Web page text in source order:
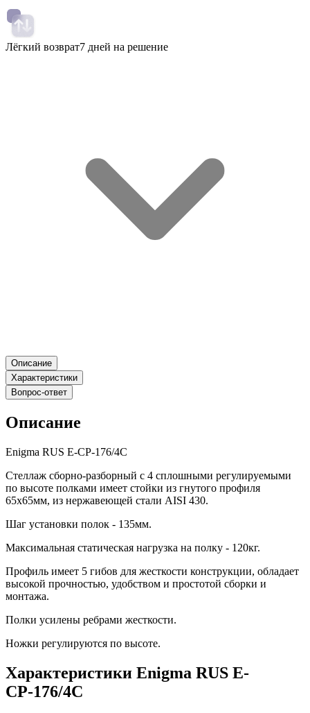
Лёгкий возврат7 дней на решение
Описание
Характеристики
Вопрос-ответ
Описание
Enigma RUS Е-СР-176/4С
Стеллаж сборно-разборный с 4 сплошными регулируемыми
по высоте полками имеет стойки из гнутого профиля
65х65мм, из нержавеющей стали AISI 430.
Шаг установки полок - 135мм.
Максимальная статическая нагрузка на полку - 120кг.
Профиль имеет 5 гибов для жесткости конструкции, обладает
высокой прочностью, удобством и простотой сборки и
монтажа.
Полки усилены ребрами жесткости.
Ножки регулируются по высоте.
Характеристики Enigma RUS Е-
СР-176/4С